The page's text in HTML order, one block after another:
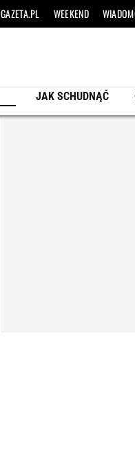
GAZETA.PL WEEKEND
JAK SCHUDNĄĆ